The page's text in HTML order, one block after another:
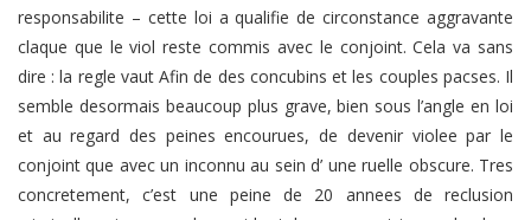
responsabilite – cette loi a qualifie de circonstance aggravante
claque que le viol reste commis avec le conjoint. Cela va sans
dire : la regle vaut Afin de des concubins et les couples pacses. Il
semble desormais beaucoup plus grave, bien sous l’angle en loi
et au regard des peines encourues, de devenir violee par le
conjoint que avec un inconnu au sein d’ une ruelle obscure. Tres
concretement, c’est une peine de 20 annees de reclusion